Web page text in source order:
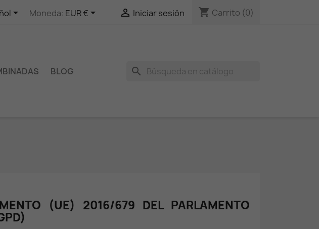
 Moneda: EUR €  Iniciar sesión shopping_cart Carrito (0)
search
BLOG
(UE) 2016/679 DEL PARLAMENTO